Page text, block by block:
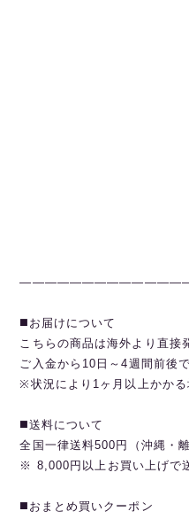
◼️お届けについて
こちらの商品は海外より直接
ご入金から10日～4週間前後
※状況により1ヶ月以上かかる
◼️送料について
全国一律送料500円（沖縄・離
※ 8,000円以上お買い上げで
◼️おまとめ買いクーポン